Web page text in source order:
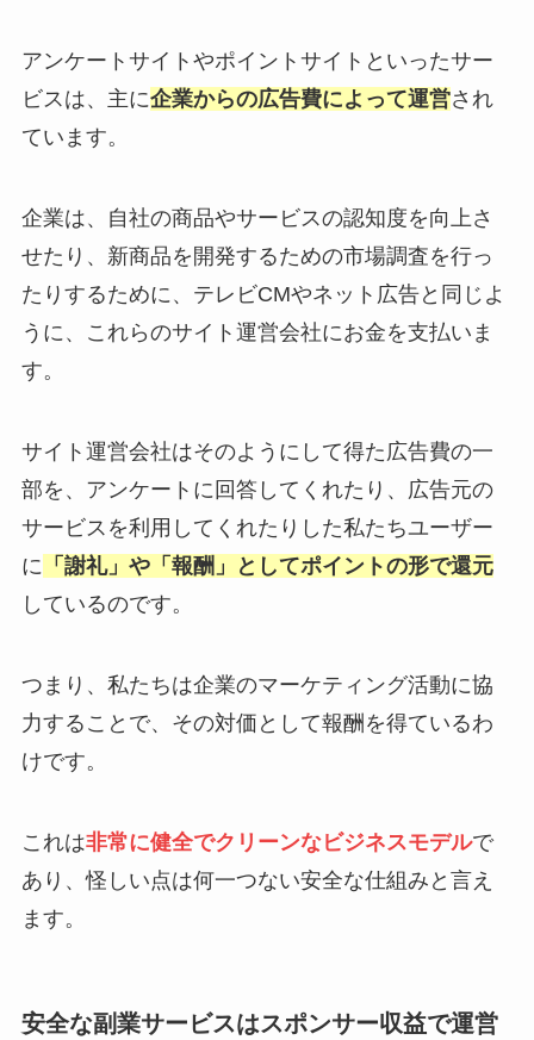
アンケートサイトやポイントサイトといったサー
ビスは、主に企業からの広告費によって運営され
ています。
企業は、自社の商品やサービスの認知度を向上さ
せたり、新商品を開発するための市場調査を行っ
たりするために、テレビCMやネット広告と同じよ
うに、これらのサイト運営会社にお金を支払いま
す。
サイト運営会社はそのようにして得た広告費の一
部を、アンケートに回答してくれたり、広告元の
サービスを利用してくれたりした私たちユーザー
に 「謝礼」や「報酬」としてポイントの形で還元
しているのです。
つまり、私たちは企業のマーケティング活動に協
力することで、その対価として報酬を得ているわ
けです。
これは非常に健全でクリーンなビジネスモデルで
あり、怪しい点は何一つない安全な仕組みと言え
ます。
安全な副業サービスはスポンサー収益で運営